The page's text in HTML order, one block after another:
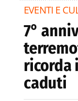
EVENTI E
7°
ricorda
caduti